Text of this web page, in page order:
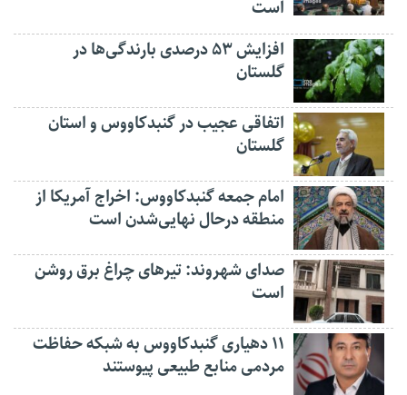
است
افزایش ۵۳ درصدی بارندگی‌ها در
گلستان
اتفاقی عجیب در‌ گنبدکاووس و استان
گلستان
امام جمعه گنبدکاووس: اخراج آمریکا از
منطقه درحال نهایی‌شدن است
صدای شهروند: تیرهای چراغ برق روشن
است
۱۱ دهیاری گنبدکاووس به شبکه حفاظت
مردمی منابع طبیعی پیوستند